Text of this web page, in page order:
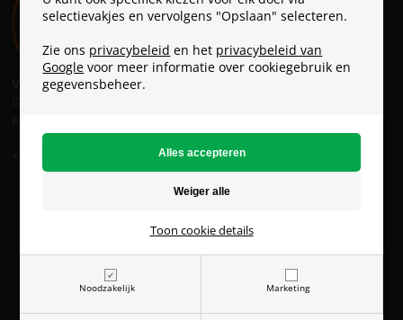
selectievakjes en vervolgens "Opslaan" selecteren.
Zie ons privacybeleid en het privacybeleid van
Google voor meer informatie over cookiegebruik en
gegevensbeheer.
Noodzakelijk Marketing
Toon cookie details
Verzendkosten:
* GRATIS verzending vanaf € 49
Copyright © - Alle rechten voorbehouden